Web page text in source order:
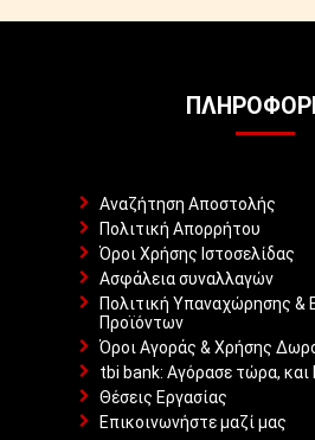
Αναζήτηση Αποστολής
Πολιτική Απορρήτου
Όροι Χρήσης Ιστοσελίδας
Ασφάλεια συναλλαγών
Πολιτική Υπαναχώρησης &
Προϊόντων
Όροι Αγοράς & Χρήσης
tbi bank: Αγόρασε τώρα,
Θέσεις Εργασίας
Επικοινωνήστε μαζί μας